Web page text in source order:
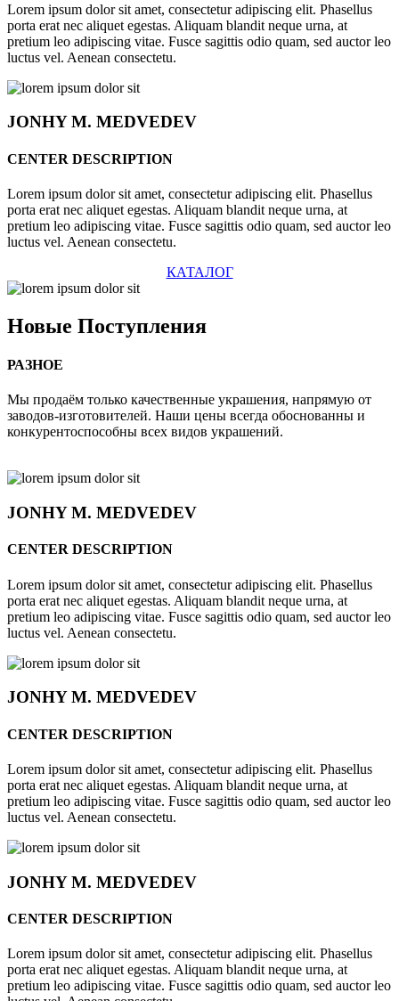
Lorem ipsum dolor sit amet, consectetur adipiscing elit. Phasellus
porta erat nec aliquet egestas. Aliquam blandit neque urna, at
pretium leo adipiscing vitae. Fusce sagittis odio quam, sed auctor leo
luctus vel. Aenean consectetu.
JONHYM. MEDVEDEV
CENTER DESCRIPTION
Lorem ipsum dolor sit amet, consectetur adipiscing elit. Phasellus
porta erat nec aliquet egestas. Aliquam blandit neque urna, at
pretium leo adipiscing vitae. Fusce sagittis odio quam, sed auctor leo
luctus vel. Aenean consectetu.
КАТАЛОГ
Новые Поступления
РАЗНОЕ
Мы продаём только качественные украшения, напрямую от
заводов-изготовителей. Наши цены всегда обоснованны и
конкурентоспособны всех видов украшений.
JONHYM. MEDVEDEV
CENTER DESCRIPTION
Lorem ipsum dolor sit amet, consectetur adipiscing elit. Phasellus
porta erat nec aliquet egestas. Aliquam blandit neque urna, at
pretium leo adipiscing vitae. Fusce sagittis odio quam, sed auctor leo
luctus vel. Aenean consectetu.
JONHYM. MEDVEDEV
CENTER DESCRIPTION
Lorem ipsum dolor sit amet, consectetur adipiscing elit. Phasellus
porta erat nec aliquet egestas. Aliquam blandit neque urna, at
pretium leo adipiscing vitae. Fusce sagittis odio quam, sed auctor leo
luctus vel. Aenean consectetu.
JONHYM. MEDVEDEV
CENTER DESCRIPTION
Lorem ipsum dolor sit amet, consectetur adipiscing elit. Phasellus
porta erat nec aliquet egestas. Aliquam blandit neque urna, at
pretium leo adipiscing vitae. Fusce sagittis odio quam, sed auctor leo